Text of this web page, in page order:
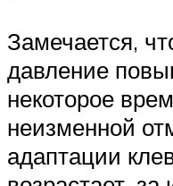
Замечается,
давление
некоторое
неизменной
адаптации